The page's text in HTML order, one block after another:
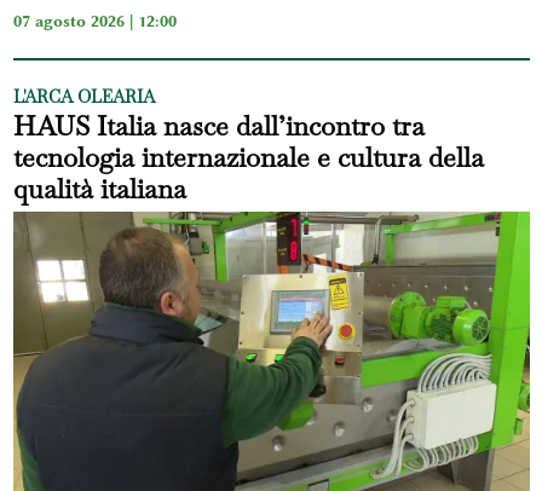
07 agosto 2026 | 12:00
L'ARCA OLEARIA
HAUS Italia nasce dall’incontro tra
tecnologia internazionale e cultura della
qualità italiana